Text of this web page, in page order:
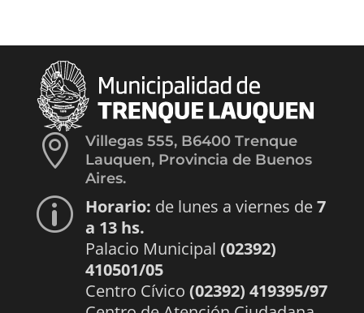

Villegas 555, B6400 Trenque
Lauquen, Provincia de Buenos
Aires.
p Horario: de lunes a viernes de7
a 13 hs.
Palacio Municipal (02392)
410501/05
Centro Cívico (02392) 419395/97